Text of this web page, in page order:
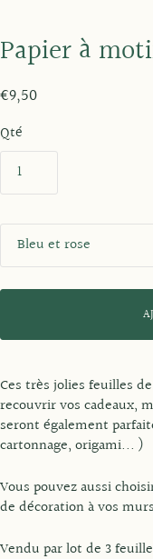
Papier à
€9,50
Qté
C
u
l
u
Ces très jolies feuilles
recouvrir vos cadeaux,
seront également
cartonnage, origami... )
Vous pouvez aussi
de décoration à vos
Vendu par lot de 3